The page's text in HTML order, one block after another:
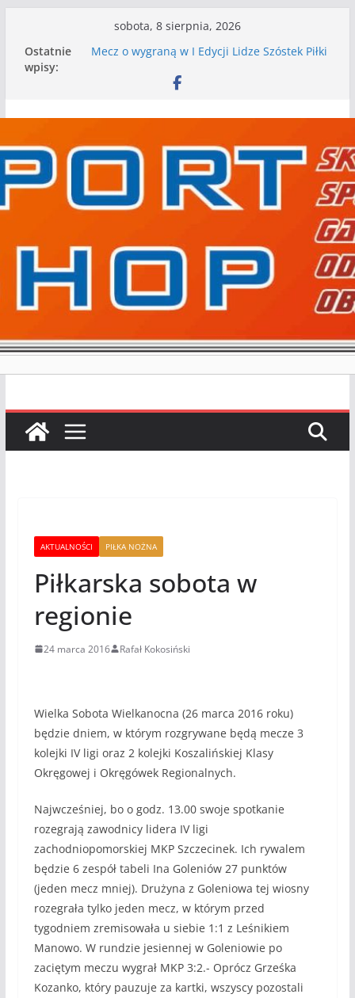
treści
sobota, 8 sierpnia, 2026
Ostatnie
wpisy:
Mecz o wygraną w I Edycji Lidze Szóstek Piłki
Nasze piłkarskie zespoły w toku przygotowań
Kolejne gry kontrolne naszych piłkarskich
WKS wygrywa pierwszą edycję Ligi Szóstek w
Gwdzie Wielkiej
I mamy kolejne gry kontrolne, piłkarskie
granie przed nami
AKTUALNOŚCI PIŁKA NOŻNA
Piłkarska sobota w
regionie
24 marca 2016 Rafał Kokosiński
Wielka Sobota Wielkanocna (26 marca 2016 roku)
będzie dniem, w którym rozgrywane będą mecze 3
kolejki IV ligi oraz 2 kolejki Koszalińskiej Klasy
Okręgowej i Okręgówek Regionalnych.
Najwcześniej, bo o godz. 13.00 swoje spotkanie
rozegrają zawodnicy lidera IV ligi
zachodniopomorskiej MKP Szczecinek. Ich rywalem
będzie 6 zespół tabeli Ina Goleniów 27 punktów
(jeden mecz mniej). Drużyna z Goleniowa tej wiosny
rozegrała tylko jeden mecz, w którym przed
tygodniem zremisowała u siebie 1:1 z Leśnikiem
Manowo. W rundzie jesiennej w Goleniowie po
zaciętym meczu wygrał MKP 3:2.- Oprócz Grześka
Kozanko, który pauzuje za kartki, wszyscy pozostali